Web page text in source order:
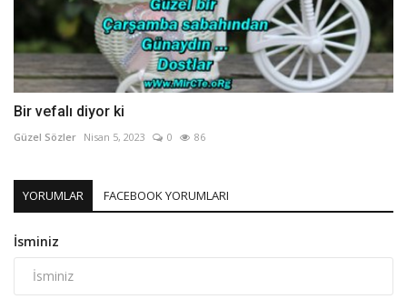
Bir vefalı diyor ki
Güzel Sözler Nisan 5, 2023 0 86
YORUMLAR FACEBOOK YORUMLARI
İsminiz